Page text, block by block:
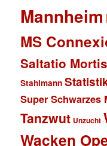
Mannheim
MS
Saltatio Mortis
Stahlmann
Super Schwarzes
Tanzwut Unzucht
Wacken